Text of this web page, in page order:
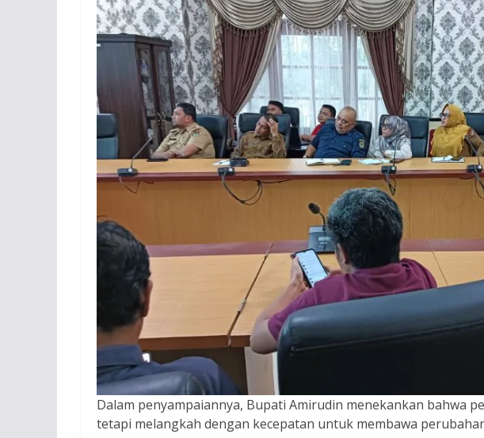
Dalam penyampaiannya, Bupati Amirudin menekankan bahwa
tetapi melangkah dengan kecepatan untuk membawa